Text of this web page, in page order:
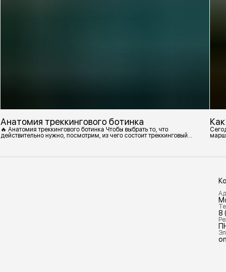
Анатомия треккингового ботинка
🔥 Анатомия треккингового ботинка Чтобы выбрать то, что
действительно нужно, посмотрим, из чего состоит треккинговый
8